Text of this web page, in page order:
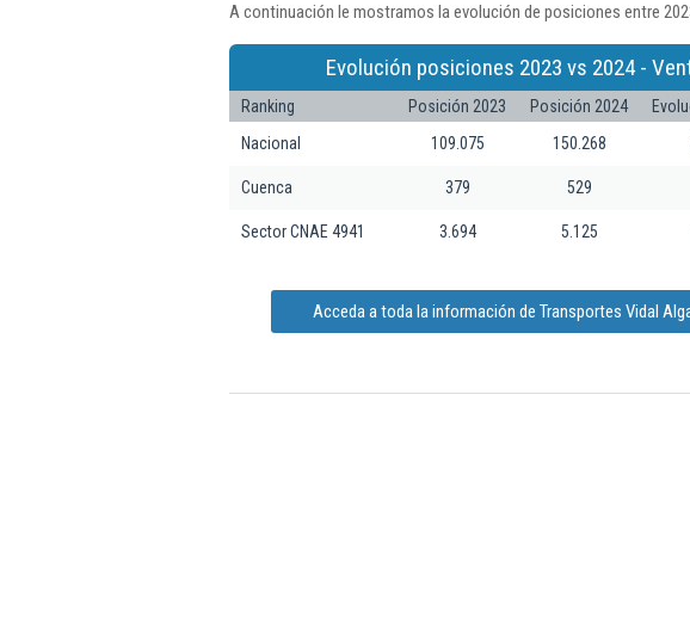
A continuación le mostramos la evolución de posiciones entre
Evolución posiciones 2023 vs 2024 -
Ranking Posición 2023 Posición 2024
Nacional
109.075 150.268
Cuenca 379 529
Sector CNAE 4941 3.694 5.125
Acceda a toda la información de Transportes Vidal